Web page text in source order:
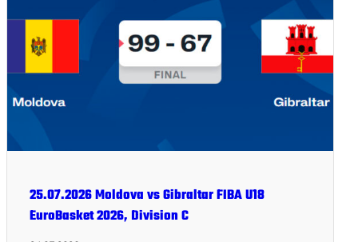
25.07.2026 Moldova vs Gibraltar FIBA U18
EuroBasket 2026, Division C